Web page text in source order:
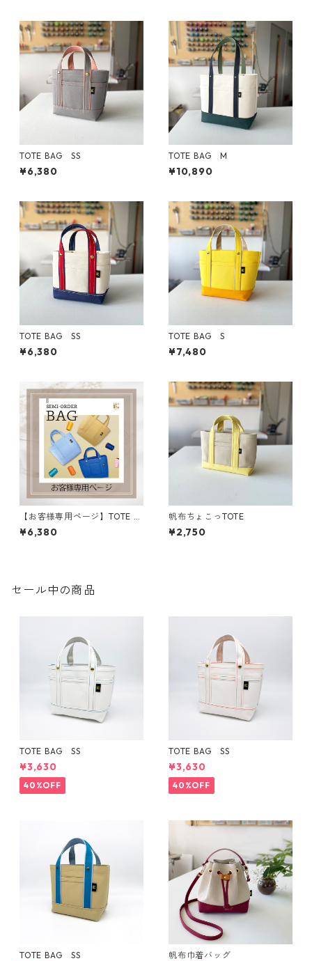
TOTE BAG SS
¥6,380
TOTE BAG M
¥10,890
TOTE BAG SS
¥6,380
TOTE BAG S
¥7,480
【お客様専用ページ】TOTE B
AG SS
¥6,380
帆布ちょこっTOTE
¥2,750
セール中の商品
TOTE BAG SS
¥3,630
40%OFF
TOTE BAG SS
¥3,630
40%OFF
TOTE BAG SS 帆布巾着バッグ